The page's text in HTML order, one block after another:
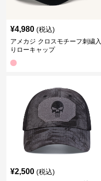
¥4,980 (税込)
アメカジ クロスモチーフ刺繍入
りローキャップ
¥2,500 (税込)